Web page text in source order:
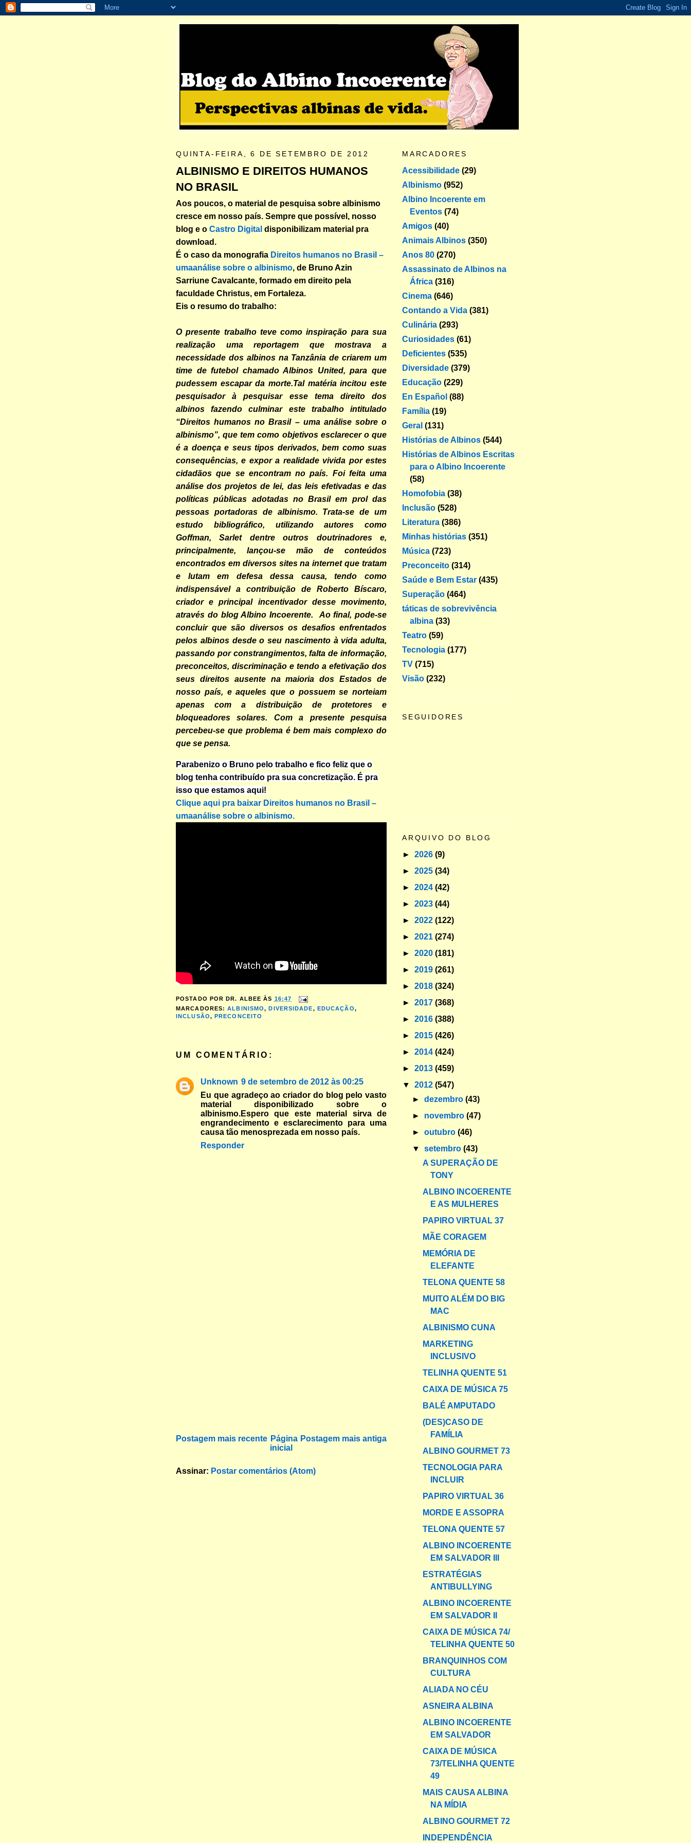
QUINTA-FEIRA, 6 DE SETEMBRO DE 2012
ALBINISMO E DIREITOS HUMANOS
NO BRASIL
Aos poucos, o material de pesquisa sobre albinismo
cresce em nosso país. Sempre que possível, nosso
blog e o Castro Digital disponibilizam material pra
download.
É o caso da monografia Direitos humanos no Brasil –
umaanálise sobre o albinismo, de Bruno Azin
Sarriune Cavalcante, formado em direito pela
faculdade Christus, em Fortaleza.
Eis o resumo do trabalho:
O presente trabalho teve como inspiração para sua
realização uma reportagem que mostrava a
necessidade dos albinos na Tanzânia de criarem um
time de futebol chamado Albinos United, para que
pudessem escapar da morte.Tal matéria incitou este
pesquisador à pesquisar esse tema direito dos
albinos fazendo culminar este trabalho intitulado
“Direitos humanos no Brasil – uma análise sobre o
albinismo”, que tem como objetivos esclarecer o que
é a doença e seus tipos derivados, bem como suas
consequências, e expor a realidade vivida por estes
cidadãos que se encontram no país. Foi feita uma
análise dos projetos de lei, das leis efetivadas e das
políticas públicas adotadas no Brasil em prol das
pessoas portadoras de albinismo. Trata-se de um
estudo bibliográfico, utilizando autores como
Goffman, Sarlet dentre outros doutrinadores e,
principalmente, lançou-se mão de conteúdos
encontrados em diversos sites na internet que tratam
e lutam em defesa dessa causa, tendo como
indispensável a contribuição de Roberto Bíscaro,
criador e principal incentivador desse movimento,
através do blog Albino Incoerente. Ao final, pode-se
concluir que são diversos os desafios enfrentados
pelos albinos desde o seu nascimento à vida adulta,
passando por constrangimentos, falta de informação,
preconceitos, discriminação e tendo a efetivação dos
seus direitos ausente na maioria dos Estados de
nosso país, e aqueles que o possuem se norteiam
apenas com a distribuição de protetores e
bloqueadores solares. Com a presente pesquisa
percebeu-se que problema é bem mais complexo do
que se pensa.
Parabenizo o Bruno pelo trabalho e fico feliz que o
blog tenha contribuído pra sua concretização. É pra
isso que estamos aqui!
Clique aqui pra baixar Direitos humanos no Brasil –
umaanálise sobre o albinismo.
POSTADO POR DR. ALBEE ÀS 16:47
MARCADORES:ALBINISMO,DIVERSIDADE, EDUCAÇÃO,
INCLUSÃO,PRECONCEITO
UM COMENTÁRIO:
Unknown 9 de setembro de 2012 às 00:25
Eu que agradeço ao criador do blog pelo vasto
material disponibilizado sobre o
albinismo.Espero que este material sirva de
engrandecimento e esclarecimento para uma
causa tão menosprezada em nosso país.
Responder
Postagem mais recente Postagem mais antiga
Página
inicial
Assinar: Postar comentários (Atom)
MARCADORES
Acessibilidade (29)
Albinismo (952)
Albino Incoerente em
Eventos (74)
Amigos (40)
Animais Albinos (350)
Anos 80 (270)
Assassinato de Albinos na
África (316)
Cinema (646)
Contando a Vida (381)
Culinária (293)
Curiosidades (61)
Deficientes (535)
Diversidade (379)
Educação (229)
En Español (88)
Família (19)
Geral (131)
Histórias de Albinos (544)
Histórias de Albinos Escritas
para o Albino Incoerente
(58)
Homofobia (38)
Inclusão (528)
Literatura (386)
Minhas histórias (351)
Música (723)
Preconceito (314)
Saúde e Bem Estar (435)
Superação (464)
táticas de sobrevivência
albina (33)
Teatro (59)
Tecnologia (177)
TV (715)
Visão (232)
SEGUIDORES
ARQUIVO DO BLOG
► 2026 (9)
► 2025 (34)
► 2024 (42)
► 2023 (44)
► 2022 (122)
► 2021 (274)
► 2020 (181)
► 2019 (261)
► 2018 (324)
► 2017 (368)
► 2016 (388)
► 2015 (426)
► 2014 (424)
► 2013 (459)
▼ 2012 (547)
►dezembro(43)
► novembro(47)
►outubro(46)
▼setembro(43)
A SUPERAÇÃO DE
TONY
ALBINO INCOERENTE
E AS MULHERES
PAPIRO VIRTUAL 37
MÃE CORAGEM
MEMÓRIA DE
ELEFANTE
TELONA QUENTE 58
MUITO ALÉM DO BIG
MAC
ALBINISMO CUNA
MARKETING
INCLUSIVO
TELINHA QUENTE 51
CAIXA DE MÚSICA 75
BALÉ AMPUTADO
(DES)CASO DE
FAMÍLIA
ALBINO GOURMET 73
TECNOLOGIA PARA
INCLUIR
PAPIRO VIRTUAL 36
MORDE E ASSOPRA
TELONA QUENTE 57
ALBINO INCOERENTE
EM SALVADOR III
ESTRATÉGIAS
ANTIBULLYING
ALBINO INCOERENTE
EM SALVADOR II
CAIXA DE MÚSICA 74/
TELINHA QUENTE 50
BRANQUINHOS COM
CULTURA
ALIADA NO CÉU
ASNEIRA ALBINA
ALBINO INCOERENTE
EM SALVADOR
CAIXA DE MÚSICA
73/TELINHA QUENTE
49
MAIS CAUSA ALBINA
NA MÍDIA
ALBINO GOURMET 72
INDEPENDÊNCIA